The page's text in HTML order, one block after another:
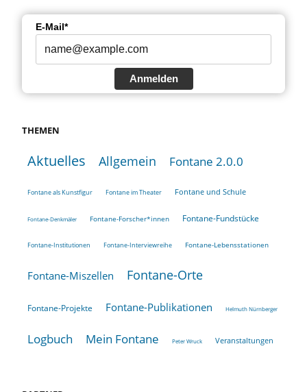
E-Mail*
Anmelden
THEMEN
Aktuelles Allgemein Fontane 2.0.0
Fontane als Kunstfigur Fontane im Theater Fontane und Schule
Fontane-Denkmäler Fontane-Forscher*innen Fontane-Fundstücke
Fontane-Institutionen Fontane-Interviewreihe Fontane-Lebensstationen
Fontane-Miszellen Fontane-Orte
Fontane-Projekte Fontane-Publikationen Helmuth Nürnberger
Logbuch Mein Fontane Peter Wruck Veranstaltungen